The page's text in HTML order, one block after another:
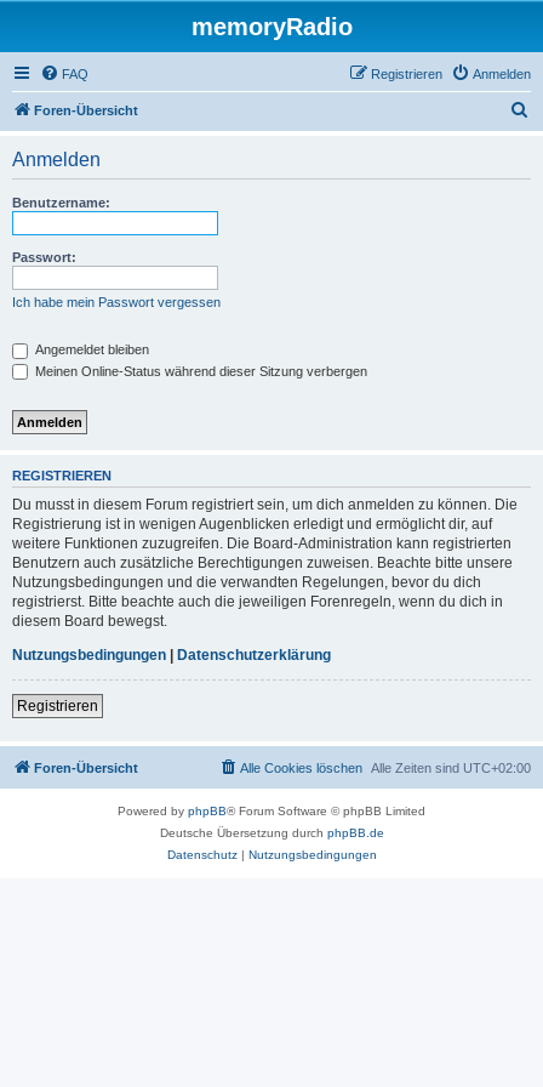
memoryRadio
FAQ Anmelden
Registrieren
Foren-Übersicht
Anmelden
Benutzername:
Passwort:
Ich habe mein Passwort vergessen
Angemeldet bleiben
Meinen Online-Status während dieser Sitzung verbergen
REGISTRIEREN
Du musst in diesem Forum registriert sein, um dich anmelden zu können. Die
Registrierung ist in wenigen Augenblicken erledigt und ermöglicht dir, auf
weitere Funktionen zuzugreifen. Die Board-Administration kann registrierten
Benutzern auch zusätzliche Berechtigungen zuweisen. Beachte bitte unsere
Nutzungsbedingungen und die verwandten Regelungen, bevor du dich
registrierst. Bitte beachte auch die jeweiligen Forenregeln, wenn du dich in
diesem Board bewegst.
Nutzungsbedingungen | Datenschutzerklärung
Registrieren
Foren-Übersicht Alle Zeiten sind UTC+02:00
Alle Cookies löschen
Powered by phpBB® Forum Software © phpBB Limited
Deutsche Übersetzung durch phpBB.de
Datenschutz| Nutzungsbedingungen